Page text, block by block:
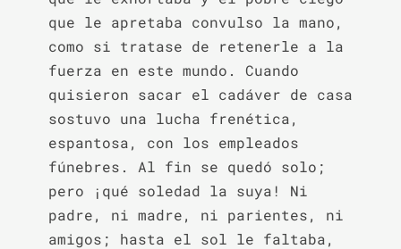
que le apretaba convulso la mano,
como si tratase de retenerle a la
fuerza en este mundo. Cuando
quisieron sacar el cadáver de casa
sostuvo una lucha frenética,
espantosa, con los empleados
fúnebres. Al fin se quedó solo;
pero ¡qué soledad la suya! Ni
padre, ni madre, ni parientes, ni
amigos; hasta el sol le faltaba,